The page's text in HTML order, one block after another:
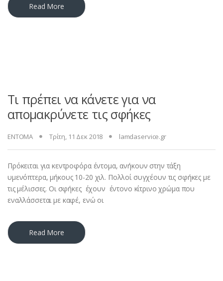
Read More
Τι πρέπει να κάνετε για να
απομακρύνετε τις σφήκες
ΕΝΤΟΜΑ Τρίτη, 11 Δεκ 2018 lamdaservice.gr
Πρόκειται για κεντροφόρα έντομα, ανήκουν στην τάξη
υμενόπτερα, μήκους 10-20 χιλ. Πολλοί συγχέουν τις σφήκες με
τις μέλισσες. Οι σφήκες έχουν έντονο κίτρινο χρώμα που
εναλλάσσεται με καφέ, ενώ οι
Read More